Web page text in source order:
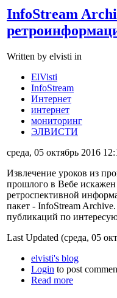
InfoStream
Written by elvisti in
ElVisti
InfoStream
Интернет
интернет
мониторинг
ЭЛВИСТИ
среда, 05 октябрь 2016
Извлечение уроков из
прошлого в Вебе
ретроспективной
пакет - InfoStream
публикаций по
Last Updated (среда, 05
elvisti's blog
Login to post
Read more